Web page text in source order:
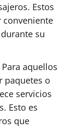
Estos
su
Para aquellos
paquetes o
servicios
Esto es
que